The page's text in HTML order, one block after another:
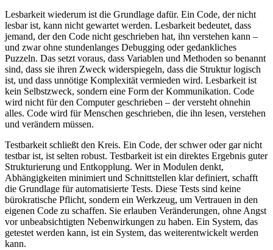
Lesbarkeit wiederum ist die Grundlage dafür. Ein Code, der nicht
lesbar ist, kann nicht gewartet werden. Lesbarkeit bedeutet, dass
jemand, der den Code nicht geschrieben hat, ihn verstehen kann –
und zwar ohne stundenlanges Debugging oder gedankliches
Puzzeln. Das setzt voraus, dass Variablen und Methoden so benannt
sind, dass sie ihren Zweck widerspiegeln, dass die Struktur logisch
ist, und dass unnötige Komplexität vermieden wird. Lesbarkeit ist
kein Selbstzweck, sondern eine Form der Kommunikation. Code
wird nicht für den Computer geschrieben – der versteht ohnehin
alles. Code wird für Menschen geschrieben, die ihn lesen, verstehen
und verändern müssen.
Testbarkeit schließt den Kreis. Ein Code, der schwer oder gar nicht
testbar ist, ist selten robust. Testbarkeit ist ein direktes Ergebnis guter
Strukturierung und Entkopplung. Wer in Modulen denkt,
Abhängigkeiten minimiert und Schnittstellen klar definiert, schafft
die Grundlage für automatisierte Tests. Diese Tests sind keine
bürokratische Pflicht, sondern ein Werkzeug, um Vertrauen in den
eigenen Code zu schaffen. Sie erlauben Veränderungen, ohne Angst
vor unbeabsichtigten Nebenwirkungen zu haben. Ein System, das
getestet werden kann, ist ein System, das weiterentwickelt werden
kann.